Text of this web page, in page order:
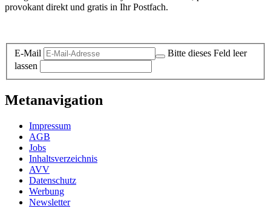
provokant direkt und gratis in Ihr Postfach.
E-Mail
Bitte dieses Feld leer
lassen
Metanavigation
Impressum
AGB
Jobs
Inhaltsverzeichnis
AVV
Datenschutz
Werbung
Newsletter